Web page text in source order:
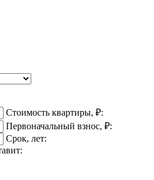
Стоимость квартиры, ₽:
Первоначальный взнос, ₽:
Срок, лет: